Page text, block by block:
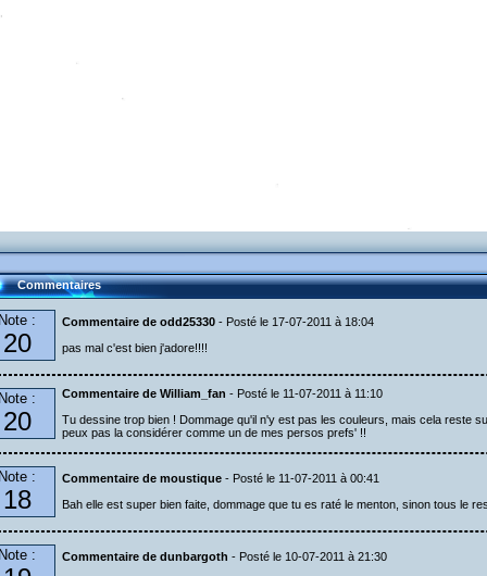
Commentaires
Note :
20
Commentaire de odd25330 - Posté le 17-07-2011 à 18:04
pas mal c'est bien j'adore!!!!
Note :
20
Commentaire de William_fan - Posté le 11-07-2011 à 11:10
Tu dessine trop bien ! Dommage qu'il n'y est pas les couleurs, mais cela reste
peux pas la considérer comme un de mes persos prefs' !!
Note :
18
Commentaire de moustique - Posté le 11-07-2011 à 00:41
Bah elle est super bien faite, dommage que tu es raté le menton, sinon tous le
Note : Commentaire de dunbargoth - Posté le 10-07-2011 à 21:30